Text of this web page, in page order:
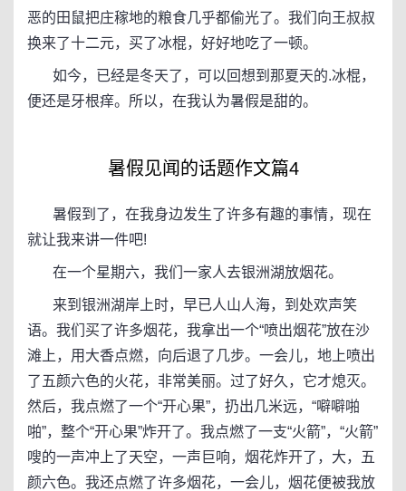
恶的田鼠把庄稼地的粮食几乎都偷光了。我们向王叔叔
换来了十二元，买了冰棍，好好地吃了一顿。
如今，已经是冬天了，可以回想到那夏天的.冰棍，
便还是牙根痒。所以，在我认为暑假是甜的。
暑假见闻的话题作文篇4
暑假到了，在我身边发生了许多有趣的事情，现在
就让我来讲一件吧!
在一个星期六，我们一家人去银洲湖放烟花。
来到银洲湖岸上时，早已人山人海，到处欢声笑
语。我们买了许多烟花，我拿出一个“喷出烟花”放在沙
滩上，用大香点燃，向后退了几步。一会儿，地上喷出
了五颜六色的火花，非常美丽。过了好久，它才熄灭。
然后，我点燃了一个“开心果”，扔出几米远，“噼噼啪
啪”，整个“开心果”炸开了。我点燃了一支“火箭”，“火箭”
嗖的一声冲上了天空，一声巨响，烟花炸开了，大，五
颜六色。我还点燃了许多烟花，一会儿，烟花便被我放